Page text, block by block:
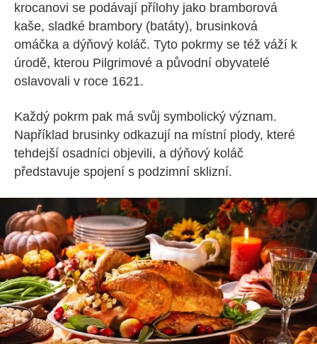
krocanovi se podávají přílohy jako bramborová
kaše, sladké brambory (batáty), brusinková
omáčka a dýňový koláč. Tyto pokrmy se též váží k
úrodě, kterou Pilgrimové a původní obyvatelé
oslavovali v roce 1621.
Každý pokrm pak má svůj symbolický význam.
Například brusinky odkazují na místní plody, které
tehdejší osadníci objevili, a dýňový koláč
představuje spojení s podzimní sklizní.